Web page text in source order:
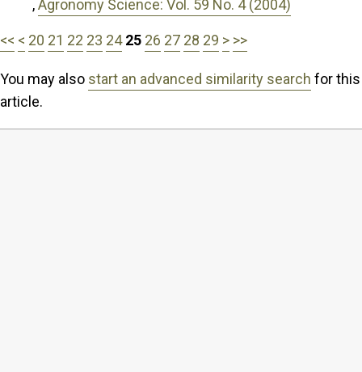
,Agronomy Science: Vol. 59 No. 4 (2004)
<< < 20 21 22 23 24 25 26 27 28 29 > >>
You may also start an advanced similarity search for this
article.